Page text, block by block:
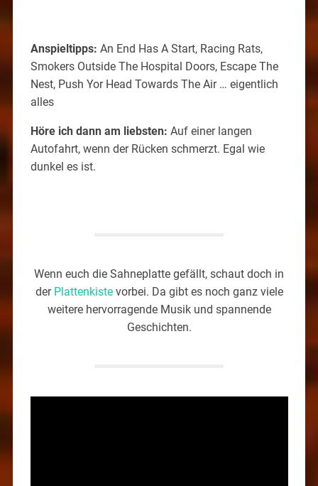
Anspieltipps: An End Has A Start, Racing Rats,
Smokers Outside The Hospital Doors, Escape The
Nest, Push Yor Head Towards The Air … eigentlich
alles
Höre ich dann am liebsten: Auf einer langen
Autofahrt, wenn der Rücken schmerzt. Egal wie
dunkel es ist.
Wenn euch die Sahneplatte gefällt, schaut doch in
der Plattenkistevorbei. Da gibt es noch ganz viele
weitere hervorragende Musik und spannende
Geschichten.